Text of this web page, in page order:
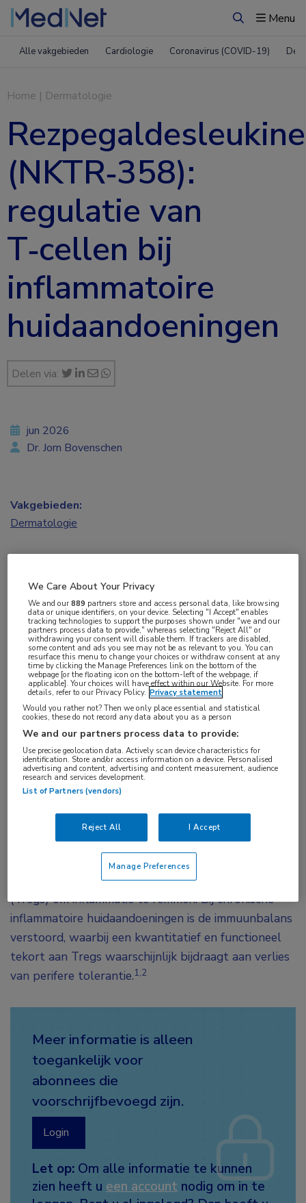
ZoekenMenu
Alle vakgebieden Cardiologie Coronavirus (COVID-19)
Home | Dermatologie
Rezpegaldesleukine
(NKTR‑358):
regulatie van
T‑cellen bij
inflammatoire
huidaandoeningen
Delen via:
In deze rubriek belicht dr. Jorn Bovenschen,
dermatoloog Máxima Medisch Centrum in
Veldhoven en Eindhoven, nieuwe middelen of
methoden. Wat gaan ze betekenen in het
therapeutische landschap?
Inleiding
Veel nieuwe behandelingen voor huidaandoeningen
blokkeren inflammatoire signaalstoffen, maar
rezpegaldesleukine heeft een andere strategie:
selectieve stimulatie van regulatoire T-cellen
(Tregs) om inflammatie te remmen. Bij chronische
inflammatoire huidaandoeningen is de immuunbalans
verstoord, waarbij een kwantitatief en functioneel
tekort aan Tregs waarschijnlijk bijdraagt aan verlies
van perifere tolerantie.1,2
Meer informatie is alleen
toegankelijk voor
abonnees die
voorschrijfbevoegd zijn.
Login
Let op: Om alle informatie te kunnen
zien heeft u een account nodig om in te
jun 2026
Dr. Jorn Bovenschen
Vakgebieden:
Dermatologie
Aandachtsgebieden:
Tags:
alopecia,cytokine,dermatomyositis,IL-2, lupus
erythematodes,pruritus
We Care About Your Privacy
We and our889 partners store and access personal data, like browsing
data or unique identifiers, on your device. Selecting "I Accept" enables
tracking technologies to support the purposes shown under "we and our
partners process data to provide," whereas selecting "Reject All" or
withdrawing your consent will disable them. If trackers are disabled,
some content and ads you see may not be as relevant to you. You can
resurface this menu to change your choices or withdraw consent at any
time by clicking the Manage Preferences link on the bottom of the
webpage [or the floating icon on the bottom-left of the webpage, if
applicable]. Your choices will have effect within our Website. For more
details, refer to our Privacy Policy. Privacy statement
Would you rather not? Then we only place essential and statistical
cookies, these do not record any data about you as a person
We and our partners process data to provide:
Use precise geolocation data. Actively scan device characteristics for
identification. Store and/or access information on a device. Personalised
advertising and content, advertising and content measurement, audience
research and services development.
List of Partners (vendors)
Reject All I Accept
Manage Preferences